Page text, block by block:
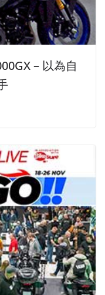
– 以為自